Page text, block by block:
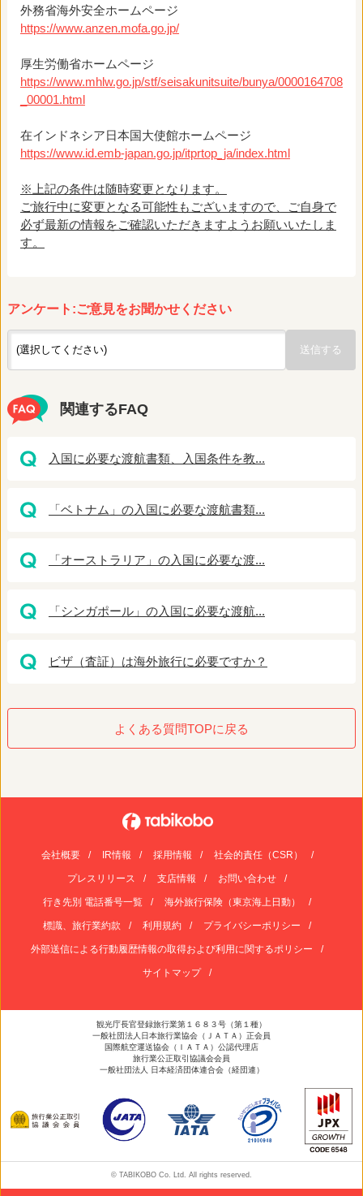
外務省海外安全ホームページ
https://www.anzen.mofa.go.jp/
厚生労働省ホームページ
https://www.mhlw.go.jp/stf/seisakunitsuite/bunya/0000164708
_00001.html
在インドネシア日本国大使館ホームページ
https://www.id.emb-japan.go.jp/itprtop_ja/index.html
※上記の条件は随時変更となります。
ご旅行中に変更となる可能性もございますので、ご自身で
必ず最新の情報をご確認いただきますようお願いいたしま
す。
アンケート:ご意見をお聞かせください
関連するFAQ
入国に必要な渡航書類、入国条件を教...
「ベトナム」の入国に必要な渡航書類...
「オーストラリア」の入国に必要な渡...
「シンガポール」の入国に必要な渡航...
ビザ（査証）は海外旅行に必要ですか？
よくある質問TOPに戻る
会社概要 IR情報 採用情報 社会的責任（CSR）
プレスリリース 支店情報 お問い合わせ
行き先別 電話番号一覧 海外旅行保険（東京海上日動）
標識、旅行業約款 利用規約 プライバシーポリシー
外部送信による行動履歴情報の取得および利用に関するポリシー
サイトマップ
観光庁長官登録旅行業第１６８３号（第１種）
一般社団法人日本旅行業協会（ＪＡＴＡ）正会員
国際航空運送協会（ＩＡＴＡ）公認代理店
旅行業公正取引協議会会員
一般社団法人 日本経済団体連合会（経団連）
© TABIKOBO Co. Ltd. All rights reserved.